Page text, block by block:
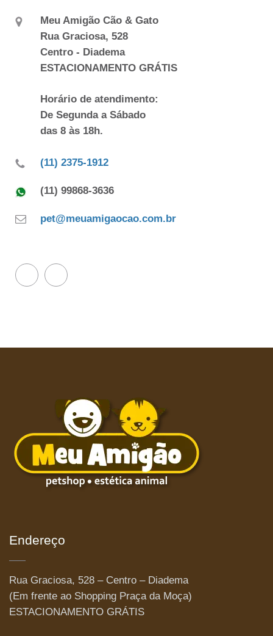
Meu Amigão Cão & Gato
Rua Graciosa, 528
Centro - Diadema
ESTACIONAMENTO GRÁTIS
Horário de atendimento:
De Segunda a Sábado
das 8 às 18h.
(11) 2375-1912
(11) 99868-3636
pet@meuamigaocao.com.br
Endereço
Rua Graciosa, 528 – Centro – Diadema
(Em frente ao Shopping Praça da Moça)
ESTACIONAMENTO GRÁTIS